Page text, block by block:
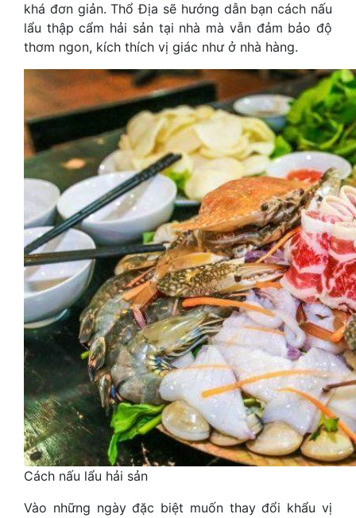
khá đơn giản. Thổ Địa sẽ hướng dẫn bạn cách nấu
lẩu thập cẩm hải sản tại nhà mà vẫn đảm bảo độ
thơm ngon, kích thích vị giác như ở nhà hàng.
Cách nấu lẩu hải sản
Vào những ngày đặc biệt muốn thay đổi khẩu vị